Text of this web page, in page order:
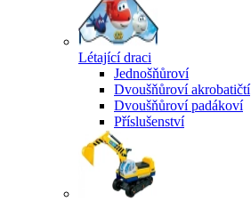
Létající draci
Jednošňůroví
Dvoušňůroví akrobatičtí
Dvoušňůroví padákoví
Příslušenství